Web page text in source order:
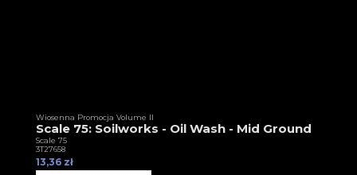
Wiosenna Promocja Volume II
Scale 75: Soilworks - Oil Wash - Mid Ground
Scale 75
3T27658
13,36 zł